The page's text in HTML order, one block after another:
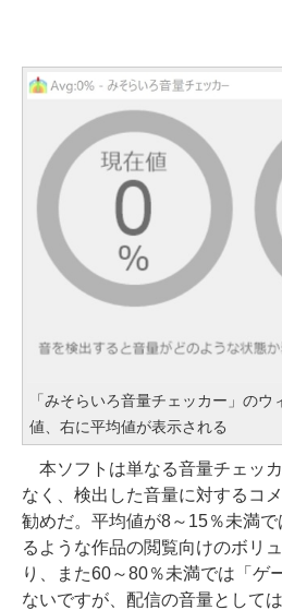
「みそらいろ音量チェッカー」の
値、右に平均値が表示される
本ソフトは単なる音量チェッ
なく、検出した音量に対するコ
勧めだ。平均値が8～15％未満
るような作品の閲覧向けのボリ
り、また60～80％未満では「ゲ
ないですが、配信の音量として